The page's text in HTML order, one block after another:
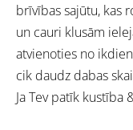
brīvības sajūtu, kas
un cauri klusām
atvienoties no
cik daudz dabas
Ja Tev patīk kustība